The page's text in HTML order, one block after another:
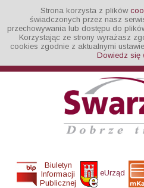
Strona korzysta z plików
świadczonych przez nasz
przechowywania lub dostępu do
Korzystając ze strony wyrażasz
cookies zgodnie z aktualnymi
Dowiedz się
Biuletyn
Informacji
Publicznej
eUrząd